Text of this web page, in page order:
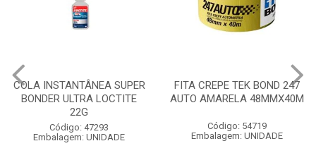
COLA INSTANTÂNEA SUPER
BONDER ULTRA LOCTITE
22G
Código: 47293
Embalagem: UNIDADE
FITA CREPE TEK BOND 247
AUTO AMARELA 48MMX40M
Código: 54719
Embalagem: UNIDADE